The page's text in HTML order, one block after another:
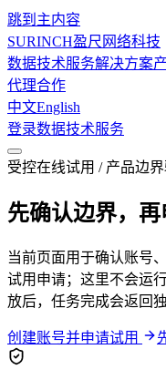
跳到主内容
SURINCH盈尺网络科技
数据技术服务解决方案
代理合作
中文English
登录数据技术服务
受控在线试用 / 产品边
先确认边界，
当前页面用于确认账号
试用申请；这里不会运
放后，任务完成会返回
创建账号并申请试用